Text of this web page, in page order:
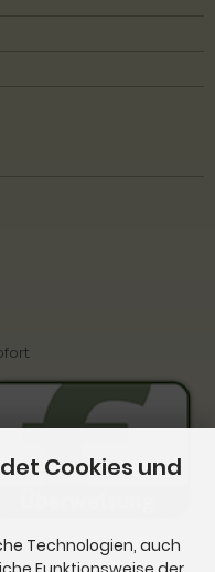
Cookies und
Technologien, auch